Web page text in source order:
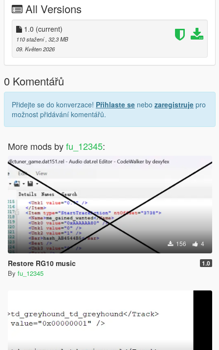
All Versions
1.0 (current)
110 stažení , 32,3 MB
09. Květen 2026
0 Komentářů
Přidejte se do konverzace! Přihlaste se nebo zaregistruje pro
možnost přidávání komentářů.
More mods byfu_12345:
156 4
Restore RG10 music 1.0
By fu_12345